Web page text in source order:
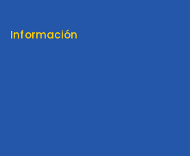
Información